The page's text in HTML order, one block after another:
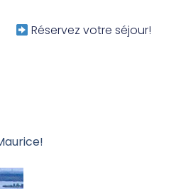
Réservez votre séjour!